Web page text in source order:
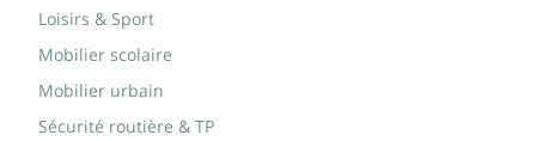
Loisirs & Sport
Mobilier scolaire
Mobilier urbain
Sécurité routière & TP